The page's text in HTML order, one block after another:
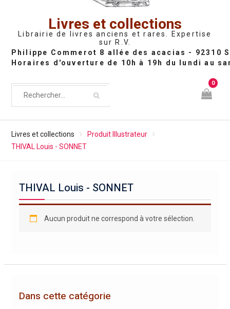
Livres et collections
Librairie de livres anciens et rares. Expertise
sur R.V.
0
Livres et collections
Produit Illustrateur
THIVAL Louis - SONNET
THIVAL Louis - SONNET
Aucun produit ne correspond à votre sélection.
Dans cette catégorie